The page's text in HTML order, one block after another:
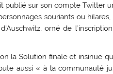
publié sur son compte Twitter
souriants ou
orné de
la Solution finale et insinue
aussi « à la communauté